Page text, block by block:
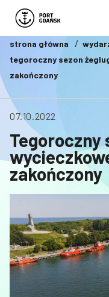
strona główna
tegoroczny sezon
zakończony
07.10.2022
Tegoroczny
zakończony